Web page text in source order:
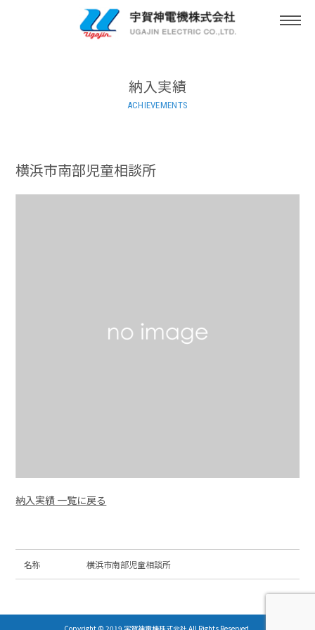
納入実績
ACHIEVEMENTS
横浜市南部児童相談所
納入実績 一覧に戻る
名称 横浜市南部児童相談所